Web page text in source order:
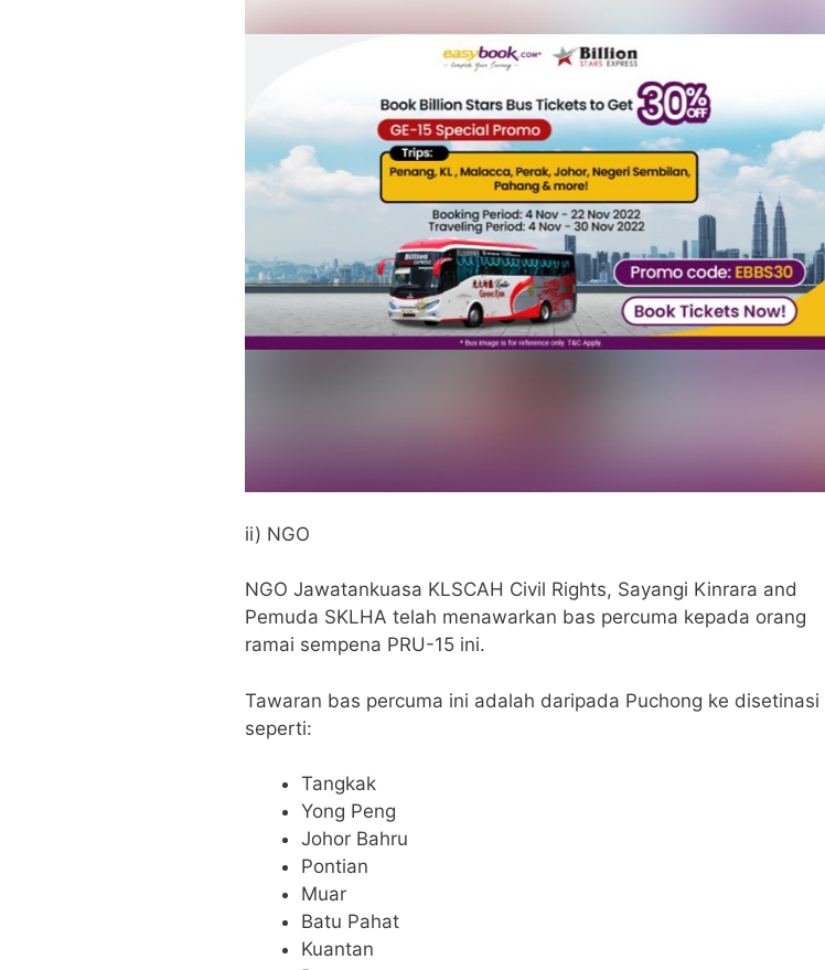
ii) NGO
NGO Jawatankuasa KLSCAH Civil Rights, Sayangi Kinrara and
Pemuda SKLHA telah menawarkan bas percuma kepada orang
ramai sempena PRU-15 ini.
Tawaran bas percuma ini adalah daripada Puchong ke disetinasi
seperti:
Tangkak
Yong Peng
Johor Bahru
Pontian
Muar
Batu Pahat
Kuantan